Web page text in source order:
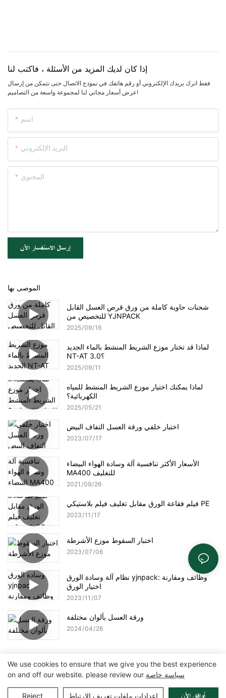
إذا كان لديك المزيد من الأسئلة ، فاكتب لنا
فقط اترك بريدك الإلكتروني أو رقم هاتفك في نموذج الاتصال حتى نتمكن من إرسال
عرض أسعار مجاني لنا لمجموعة واسعة من التصاميم!
اسم
البريد الإلكتروني
المحتوى
إرسال الاستفسار الآن
الموصى بها
شحنات حاوية كاملة من ورق قرص العسل القابل
للتخصيص من YJNPACK
2025 09 16
لماذا قد تختار موزع الشريط المنشط بالماء الجديد
NT-AT 3.0؟
2025 09 11
لماذا يمكنك اختيار موزع الشريط المنشط للمياه
الكهربائية؟
2025 05 21
اختبار خلفي ورقة العسل التفاف البيض
2023 07 17
الأسعار الأكثر تنافسية آلة وسادة الهواء البيضاء
MA400 للتغليف
2021 09 26
فيلم فقاعة الورق مقابل تغليف فيلم بلاستيكي PE
2023 11 17
اختبار السقوط موزع الأشرطة
2023 07 06
نظام آلة وسادة الورق yjnpack: وظائف ومقارنة
اختيار الورق
2023 11 07
ورقة العسل بألوان مختلفة
2024 04 26
حقوق الطبع والنشر © 2025 شركة Zhangzhou Air Power Packaging
Equipment Co. ، Ltd. |
Pريفاسي Pأوليسي
We use cookies to ensure that we give you the best experience
on and off our website. please review our سياسة خاصة
Reject إعدادات ملفات تعريف الارتباط أوافق الآن